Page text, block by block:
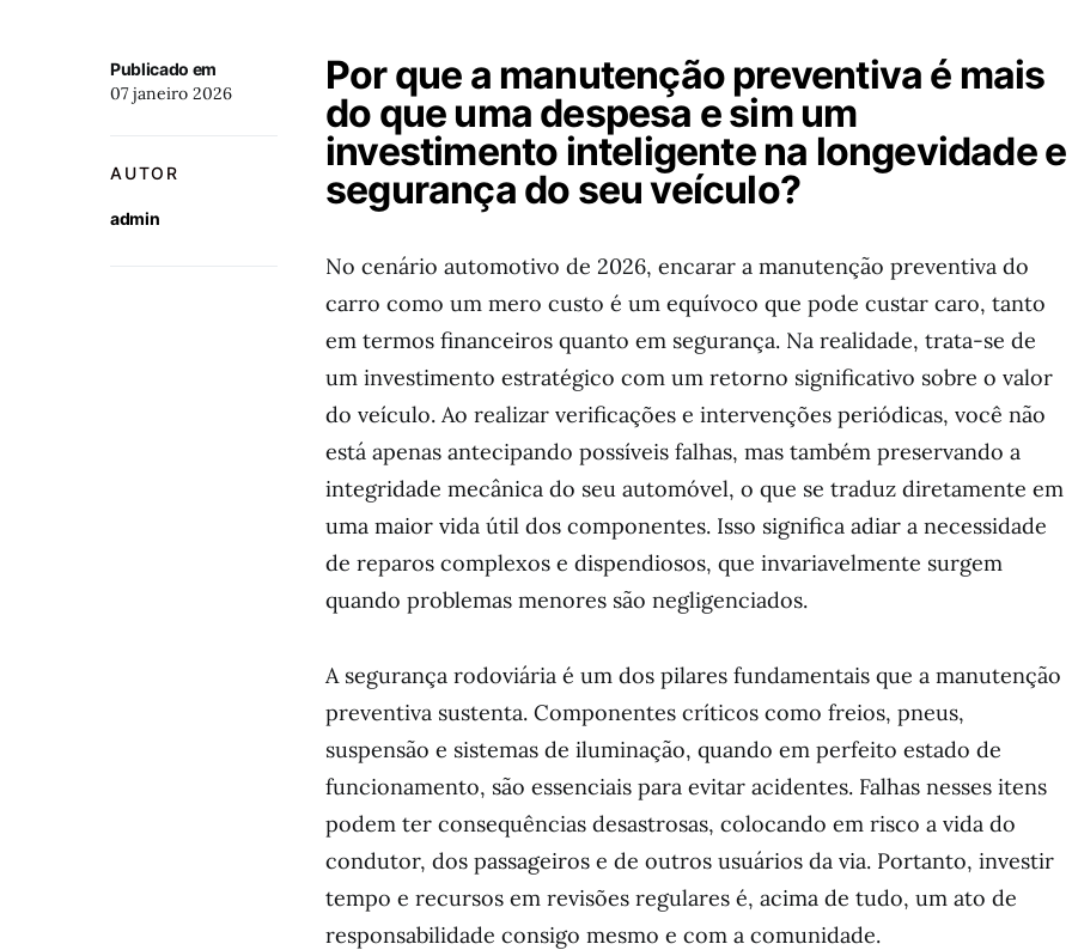
Publicado em
07 janeiro 2026
AUTOR
admin
Por que a manutenção preventiva é mais
do que uma despesa e sim um
investimento inteligente na longevidade e
segurança do seu veículo?
No cenário automotivo de 2026, encarar a manutenção preventiva do
carro como um mero custo é um equívoco que pode custar caro, tanto
em termos financeiros quanto em segurança. Na realidade, trata-se de
um investimento estratégico com um retorno significativo sobre o valor
do veículo. Ao realizar verificações e intervenções periódicas, você não
está apenas antecipando possíveis falhas, mas também preservando a
integridade mecânica do seu automóvel, o que se traduz diretamente em
uma maior vida útil dos componentes. Isso significa adiar a necessidade
de reparos complexos e dispendiosos, que invariavelmente surgem
quando problemas menores são negligenciados.
A segurança rodoviária é um dos pilares fundamentais que a manutenção
preventiva sustenta. Componentes críticos como freios, pneus,
suspensão e sistemas de iluminação, quando em perfeito estado de
funcionamento, são essenciais para evitar acidentes. Falhas nesses itens
podem ter consequências desastrosas, colocando em risco a vida do
condutor, dos passageiros e de outros usuários da via. Portanto, investir
tempo e recursos em revisões regulares é, acima de tudo, um ato de
responsabilidade consigo mesmo e com a comunidade.